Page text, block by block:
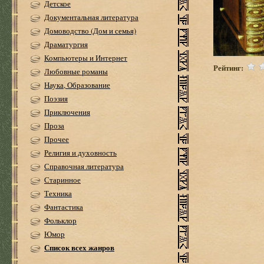
Детское
Документальная литература
Домоводство (Дом и семья)
Драматургия
Компьютеры и Интернет
Любовные романы
Наука, Образование
Поэзия
Приключения
Проза
Прочее
Религия и духовность
Справочная литература
Старинное
Техника
Фантастика
Фольклор
Юмор
Список всех жанров
Рейтинг: